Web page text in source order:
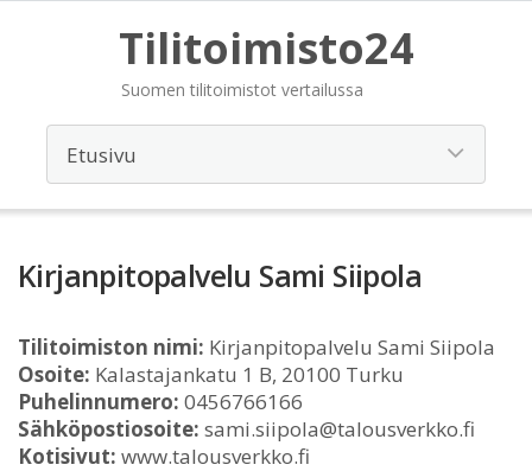
Tilitoimisto24
Suomen tilitoimistot vertailussa
Kirjanpitopalvelu Sami Siipola
Tilitoimiston nimi: Kirjanpitopalvelu Sami Siipola
Osoite: Kalastajankatu 1 B, 20100 Turku
Puhelinnumero: 0456766166
Sähköpostiosoite: sami.siipola@talousverkko.fi
Kotisivut: www.talousverkko.fi